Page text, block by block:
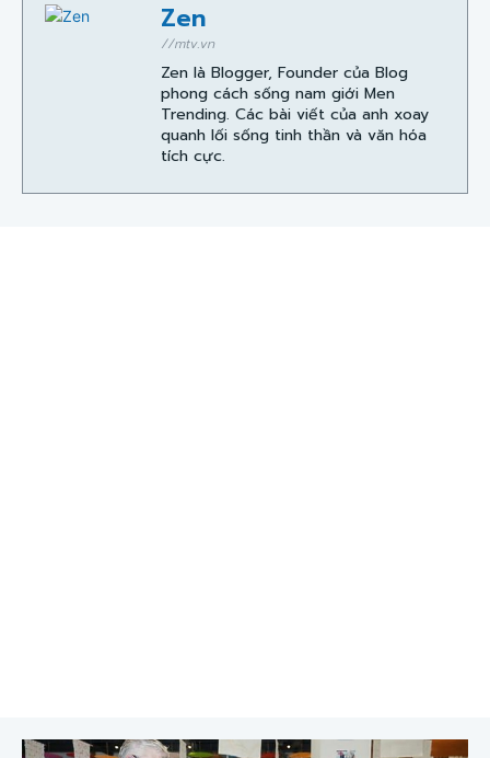
Zen
//mtv.vn
Zen là Blogger, Founder của Blog
phong cách sống nam giới Men
Trending. Các bài viết của anh xoay
quanh lối sống tinh thần và văn hóa
tích cực.